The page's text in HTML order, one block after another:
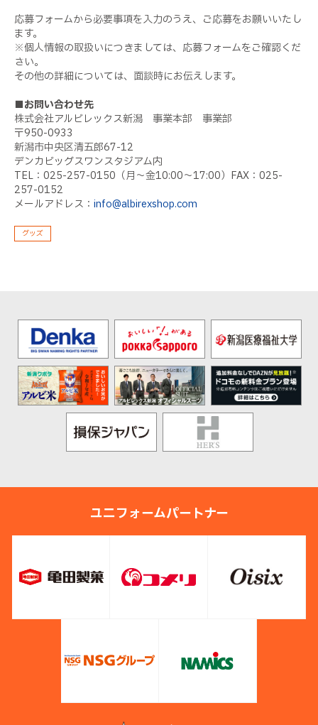
応募フォームから必要事項を入力のうえ、ご応募をお願いいたし
ます。
※個人情報の取扱いにつきましては、応募フォームをご確認くだ
さい。
その他の詳細については、面談時にお伝えします。
■お問い合わせ先
株式会社アルビレックス新潟 事業本部 事業部
〒950-0933
新潟市中央区清五郎67-12
デンカビッグスワンスタジアム内
TEL：025-257-0150（月～金10:00～17:00）FAX：025-
257-0152
メールアドレス： info@albirexshop.com
グッズ
ユニフォームパートナー